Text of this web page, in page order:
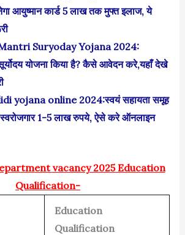
आयुष्मान कार्ड 5 लाख तक मुफ्त इलाज, ये
Suryoday Yojana 2024:
योजना किया है? कैसे आवेदन करे,यहाँ देखे
yojana online 2024:स्वयं सहायता समूह
1-5 लाख रुपये, ऐसे करे ऑनलाइन
vacancy 2025 Education
Qualification-
Education
Qualification